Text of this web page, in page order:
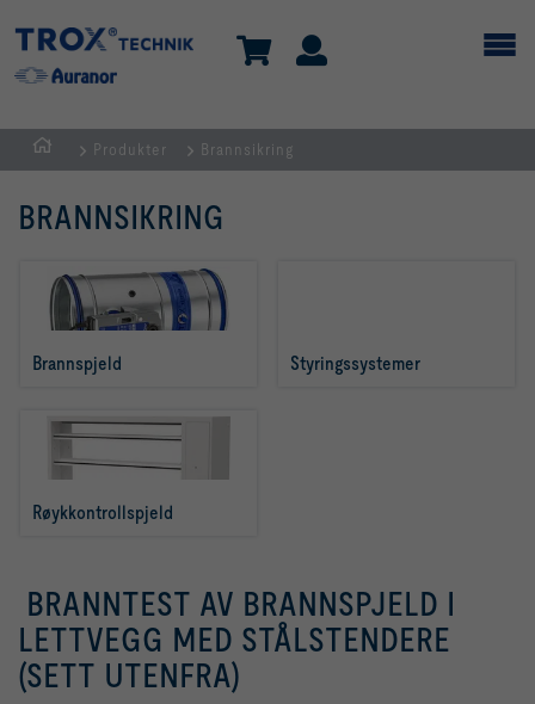
HJEM
Produkter Brannsikring
BRANNSIKRING
Brannspjeld Styringssystemer
Røykkontrollspjeld
BRANNTEST AV BRANNSPJELD I
LETTVEGG MED STÅLSTENDERE
(SETT UTENFRA)